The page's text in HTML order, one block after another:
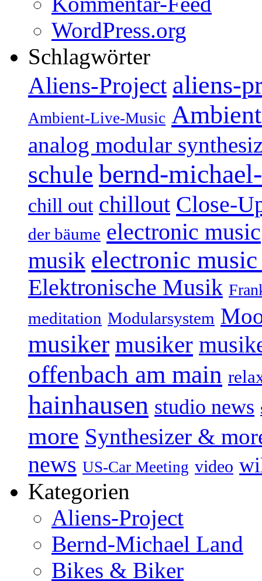
WordPress.org
Schlagwörter
Aliens-Project aliens-
Ambient-Live-Music
analog modular
schule bernd-
chill out chillout Close-
der bäume electronic music
musik electronic
Elektronische Musik
meditation Modularsystem
musiker musiker
offenbach am main
hainhausen studio news
more Synthesizer &
news US-Car Meeting video
Kategorien
Aliens-Project
Bernd-Michael Land
Bikes & Biker